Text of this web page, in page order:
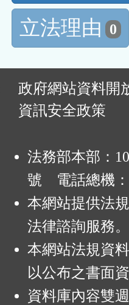
立法理由 0
政府網站資料開
資訊安全政策
法務部本部：
號 電話總機：
本網站提供法
法律諮詢服務。
本網站法規資
以公布之書面資
資料庫內容雙